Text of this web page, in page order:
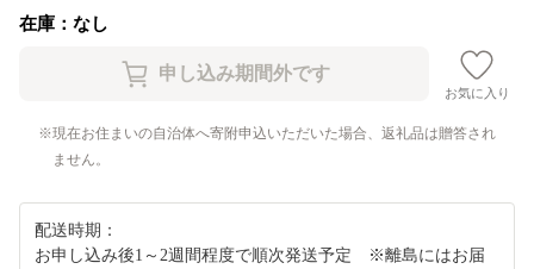
在庫：なし
お気に入り
現在お住まいの自治体へ寄附申込いただいた場合、返礼品は贈答され
ません。
配送時期：
お申し込み後1～2週間程度で順次発送予定 ※離島にはお届